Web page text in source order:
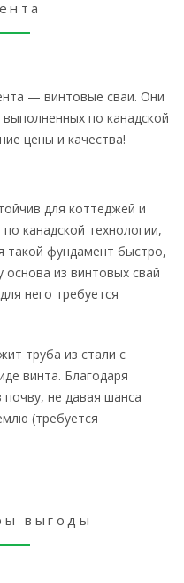
— винтовые сваи. Они
по канадской
цены и качества!
для коттеджей и
канадской технологии,
такой фундамент быстро,
из винтовых свай
него требуется
труба из стали с
винта. Благодаря
почву, не давая шанса
(требуется
выгоды